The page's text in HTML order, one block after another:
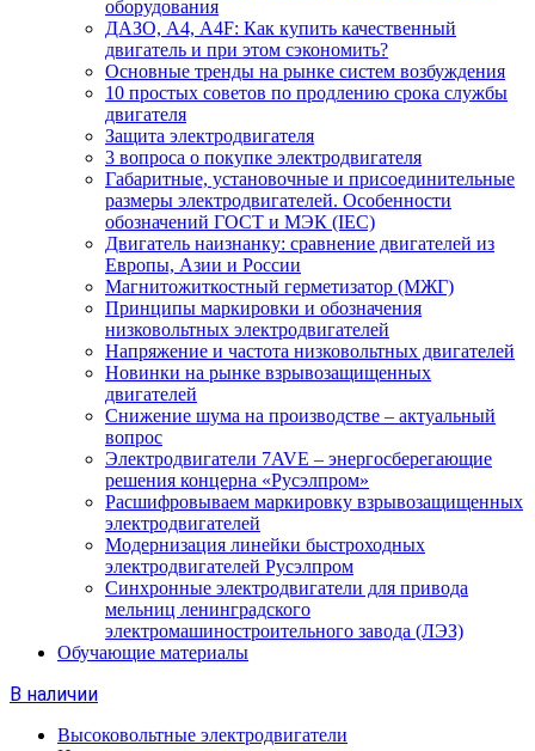
оборудования
ДАЗО, А4, А4F: Как купить качественный
двигатель и при этом сэкономить?
Основные тренды на рынке систем возбуждения
10 простых советов по продлению срока службы
двигателя
Защита электродвигателя
3 вопроса о покупке электродвигателя
Габаритные, установочные и присоединительные
размеры электродвигателей. Особенности
обозначений ГОСТ и МЭК (IEC)
Двигатель наизнанку: сравнение двигателей из
Европы, Азии и России
Магнитожиткостный герметизатор (МЖГ)
Принципы маркировки и обозначения
низковольтных электродвигателей
Напряжение и частота низковольтных двигателей
Новинки на рынке взрывозащищенных
двигателей
Снижение шума на производстве – актуальный
вопрос
Электродвигатели 7AVE – энергосберегающие
решения концерна «Русэлпром»
Расшифровываем маркировку взрывозащищенных
электродвигателей
Модернизация линейки быстроходных
электродвигателей Русэлпром
Синхронные электродвигатели для привода
мельниц ленинградского
электромашиностроительного завода (ЛЭЗ)
Обучающие материалы
В наличии
Высоковольтные электродвигатели